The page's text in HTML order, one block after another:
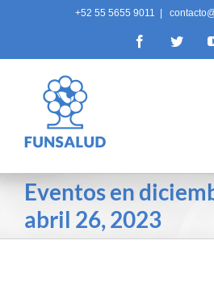
+52 55 5655 9011
Facebook
Eventos en
abril 26, 2023